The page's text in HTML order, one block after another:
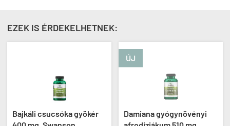
EZEK IS ÉRDEKELHETNEK:
Bajkáli csucsóka gyökér
ÚJ
Damiana gyógynövényi